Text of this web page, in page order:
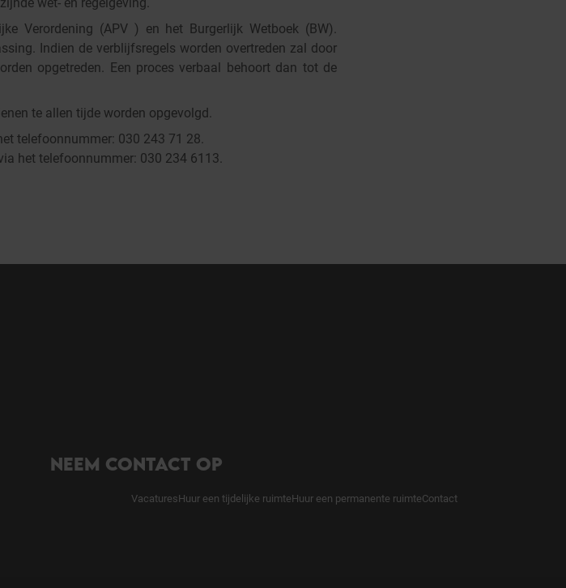
Verordening (APV ) en het Burgerlijk Wetboek (BW).
Indien de verblijfsregels worden overtreden zal door
opgetreden. Een proces verbaal behoort dan tot de
te allen tijde worden opgevolgd.
telefoonnummer: 030 243 71 28.
het telefoonnummer: 030 234 6113.
NEEM CONTACT OP
VacaturesHuur een tijdelijke ruimteHuur een permanente ruimteContact